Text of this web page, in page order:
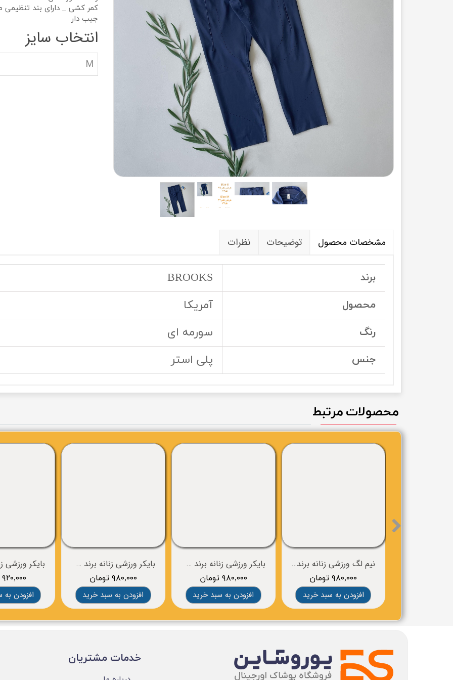
ست لباس مردانه
شورت
ژاکت زنانه
مایو و گن
سرهم و تولوم
ست لباس زنانه
کیف و کفش
کاپشن زنانه
سویشرت بلوز
جوراب دستکش کلاه
کمر کشی _ دارای بند
جیب دار
انتخاب سایز
M
مشخصات محصول توضیحات نظرات
برند BROOKS
محصول آمریکا
رنگ سورمه ای
جنس پلی استر
۹۲۰,۰۰۰ تومان
افزودن
بایکر ورزشی زنانه برند CRIVIT
۹۸۰,۰۰۰ تومان
افزودن به سبد خرید
بایکر ورزشی زنانه برند CRIVIT
۹۸۰,۰۰۰ تومان
افزودن به سبد خرید
نیم لگ ورزشی زنانه برند crivit
۹۸۰,۰۰۰ تومان
افزودن به سبد خرید
محصولات مرتبط
​خدمات مشتریان